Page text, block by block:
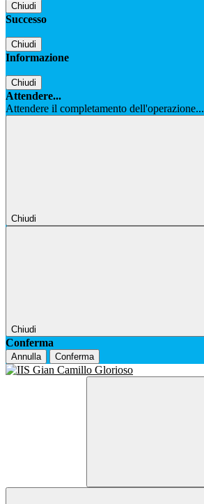
Chiudi
Successo
Chiudi
Informazione
Chiudi
Attendere...
Attendere il completamento dell'operazione...
Chiudi
Chiudi
Conferma
Annulla Conferma